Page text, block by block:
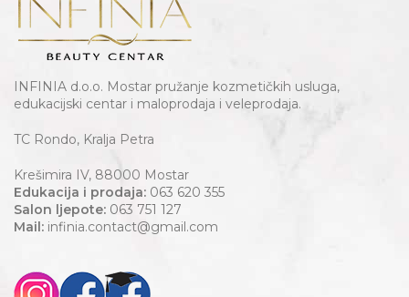
INFINIA d.o.o. Mostar pružanje kozmetičkih usluga,
edukacijski centar i maloprodaja i veleprodaja.
TC Rondo, Kralja Petra
Krešimira IV, 88000 Mostar
Edukacija i prodaja: 063 620 355
Salon ljepote: 063 751 127
Mail: infinia.contact@gmail.com